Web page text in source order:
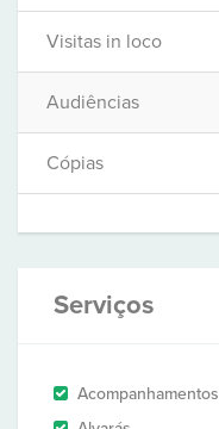
Visitas in loco
Audiências
Cópias
Serviços
Acompanhamentos